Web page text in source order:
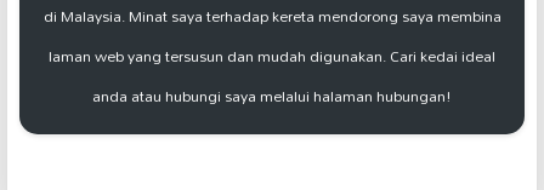
di Malaysia. Minat saya terhadap kereta mendorong saya membina
laman web yang tersusun dan mudah digunakan. Cari kedai ideal
anda atau hubungi saya melalui halaman hubungan!